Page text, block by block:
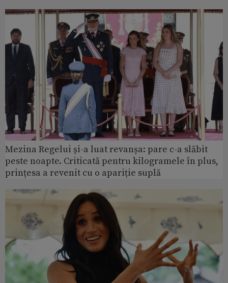
Mezina Regelui și-a luat revanșa: pare c-a slăbit
peste noapte. Criticată pentru kilogramele în plus,
prințesa a revenit cu o apariție suplă